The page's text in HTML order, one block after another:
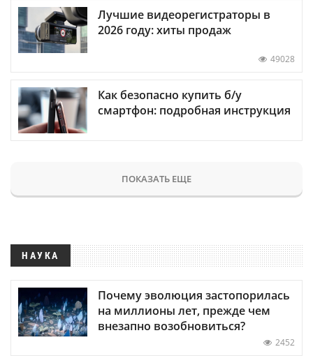
Лучшие видеорегистраторы в
2026 году: хиты продаж
49028
Как безопасно купить б/у
смартфон: подробная инструкция
ПОКАЗАТЬ ЕЩЕ
НАУКА
Почему эволюция застопорилась
на миллионы лет, прежде чем
внезапно возобновиться?
2452